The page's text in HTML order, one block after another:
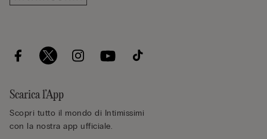
Scarica l’App
Scopri tutto il mondo di Intimissimi
con la nostra app ufficiale.